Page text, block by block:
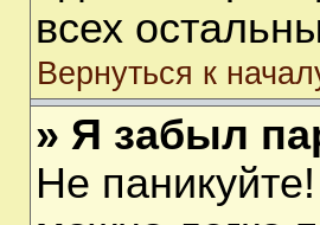
всех
Вернуться к
» Я забыл
Не